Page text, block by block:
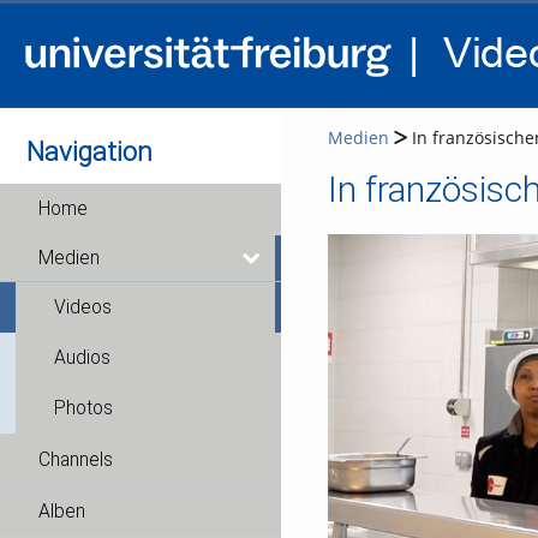
Navigation
Home
Medien
Videos
Audios
Photos
Channels
Alben
Medien In
In